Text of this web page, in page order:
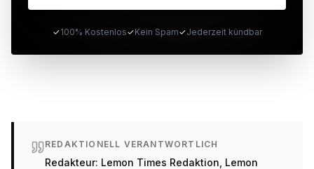
✓100% Kostenlos✓Kein Spam✓Jederzeit kündbar
REDAKTIONELL VERANTWORTLICH
Redakteur: Lemon Times Redaktion , Lemon